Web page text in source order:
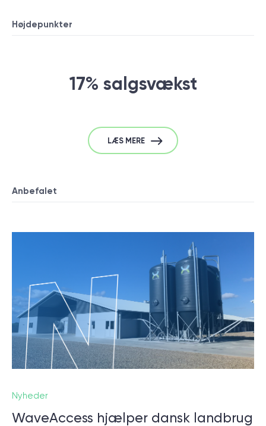
Højdepunkter
17% salgsvækst
LÆS MERE
Anbefalet
Nyheder
WaveAccess hjælper dansk landbrug